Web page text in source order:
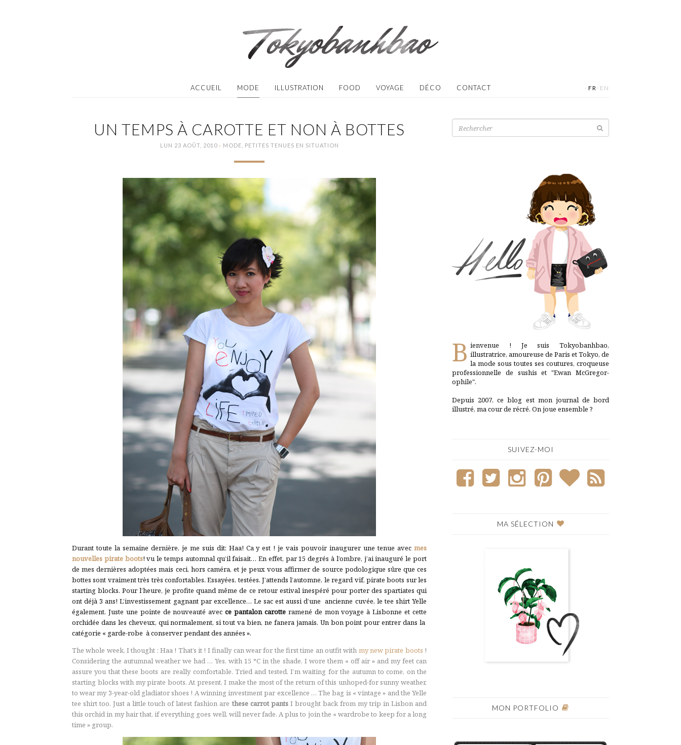
ACCUEIL MODE ILLUSTRATION FOOD VOYAGE DÉCO CONTACT · FR· EN
UN TEMPS À CAROTTE ET NON À BOTTES
LUN 23 AOÛT, 2010 · MODE PETITES TENUES EN SITUATION
Durant toute la semaine dernière, je me suis dit: Haa! Ca y est ! je vais pouvoir inaugurer une tenue avec mes
nouvelles pirate boots! vu le temps automnal qu’il faisait… En effet, par 15 degrés à l’ombre, j’ai inauguré le port
de mes dernières adoptées mais ceci, hors caméra, et je peux vous affirmer de source podologique sûre que ces
bottes sont vraiment très très confortables. Essayées, testées. J’attends l’automne, le regard vif, pirate boots sur les
starting blocks. Pour l’heure, je profite quand même de ce retour estival inespéré pour porter des spartiates qui
ont déjà 3 ans! L’investissement gagnant par excellence… Le sac est aussi d’une ancienne cuvée, le tee shirt Yelle
également. Juste une pointe de nouveauté avecce pantalon carotteramené de mon voyage à Lisbonne et cette
orchidée dans les cheveux, qui normalement, si tout va bien, ne fanera jamais. Un bon point pour entrer dans la
catégorie « garde-robe à conserver pendant des années ».
The whole week, I thought : Haa ! That’s it ! I finally can wear for the first time an outfit with my new pirate boots !
Considering the autumnal weather we had … Yes, with 15 °C in the shade, I wore them « off air » and my feet can
assure you that these boots are really comfortable. Tried and tested. I’m waiting for the autumn to come, on the
starting blocks with my pirate boots. At present, I make the most of the return of this unhoped-for sunny weather,
to wear my 3-year-old gladiator shoes ! A winning investment par excellence … The bag is « vintage » and the Yelle
tee shirt too. Just a little touch of latest fashion are these carrot pantsI brought back from my trip in Lisbon and
this orchid in my hair that, if everything goes well, will never fade. A plus to join the « wardrobe to keep for a long
time » group.
Recherche
pour:
B ienvenue ! Je suis Tokyobanhbao,
illustratrice, amoureuse de Paris et Tokyo, de
la mode sous toutes ses coutures, croqueuse
professionnelle de sushis et "Ewan McGregor-
ophile".
Depuis 2007, ce blog est mon journal de bord
illustré, ma cour de récré. On joue ensemble ?
SUIVEZ-MOI
MA SÉLECTION
MON PORTFOLIO